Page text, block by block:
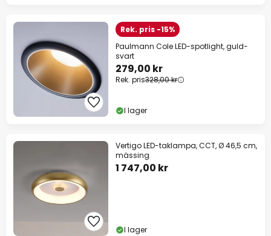
Rek. pris -15%
Paulmann Cole LED-spotlight, guld-
svart
279,00 kr
Rek. pris328,00 kr
I lager
Vertigo LED-taklampa, CCT, Ø 46,5 cm,
mässing
1 747,00 kr
I lager